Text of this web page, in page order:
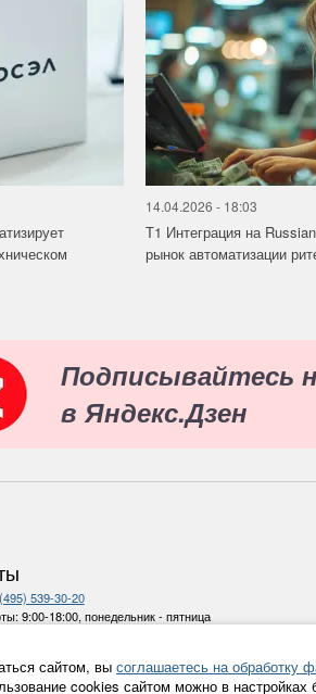
14.04.2026 - 18:03
Т1 Интеграция на
рынок автоматизации
Подписывайтесь
в Яндекс.Дзен
539-30-20
9:00-18:00, понедельник - пятница
сайтом, вы соглашаетесь на обработку
cookies сайтом можно в настройках